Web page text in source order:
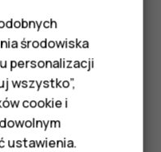
środowiska
personalizacji
wszystko”,
cookie i
ustawienia.